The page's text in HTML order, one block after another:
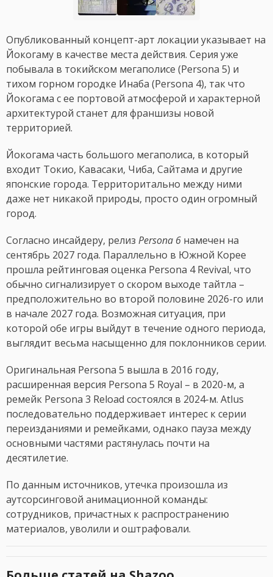
Опубликованный концепт-арт локации указывает на
Йокогаму в качестве места действия. Серия уже
побывала в токийском мегаполисе (Persona 5) и
тихом горном городке Инаба (Persona 4), так что
Йокогама с ее портовой атмосферой и характерной
архитектурой станет для франшизы новой
территорией.
Йокогама часть большого мегаполиса, в который
входит Токио, Кавасаки, Чиба, Сайтама и другие
японские города. Территоритально между ними
даже нет никакой природы, просто один огромный
город.
Согласно инсайдеру, релиз Persona 6 намечен на
сентябрь 2027 года. Параллельно в Южной Корее
прошла рейтинговая оценка Persona 4 Revival, что
обычно сигнализирует о скором выходе тайтла –
предположительно во второй половине 2026-го или
в начале 2027 года. Возможная ситуация, при
которой обе игры выйдут в течение одного периода,
выглядит весьма насыщенно для поклонников серии.
Оригинальная Persona 5 вышла в 2016 году,
расширенная версия Persona 5 Royal – в 2020-м, а
ремейк Persona 3 Reload состоялся в 2024-м. Atlus
последовательно поддерживает интерес к серии
переизданиями и ремейками, однако пауза между
основными частями растянулась почти на
десятилетие.
По данным источников, утечка произошла из
аутсорсинговой анимационной команды:
сотрудников, причастных к распространению
материалов, уволили и оштрафовали.